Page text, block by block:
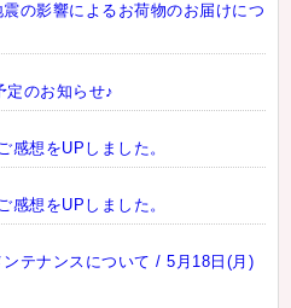
の影響によるお荷物のお届けにつ
定のお知らせ♪
感想をUPしました。
感想をUPしました。
テナンスについて / 5月18日(月)